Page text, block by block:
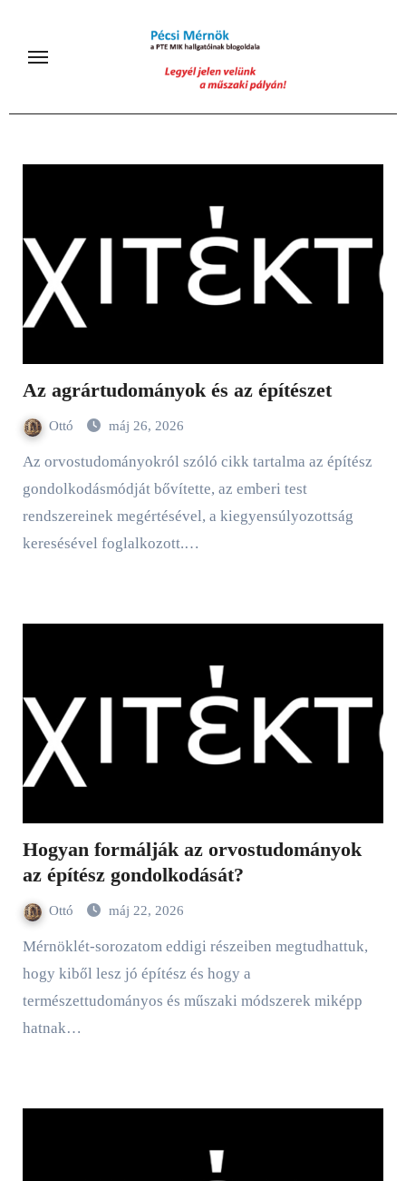
content
Az agrártudományok és az építészet
Ottó máj 26, 2026
Az orvostudományokról szóló cikk tartalma az építész
gondolkodásmódját bővítette, az emberi test
rendszereinek megértésével, a kiegyensúlyozottság
keresésével foglalkozott.…
Hogyan formálják az orvostudományok
az építész gondolkodását?
Ottó máj 22, 2026
Mérnöklét-sorozatom eddigi részeiben megtudhattuk,
hogy kiből lesz jó építész és hogy a
természettudományos és műszaki módszerek miképp
hatnak…